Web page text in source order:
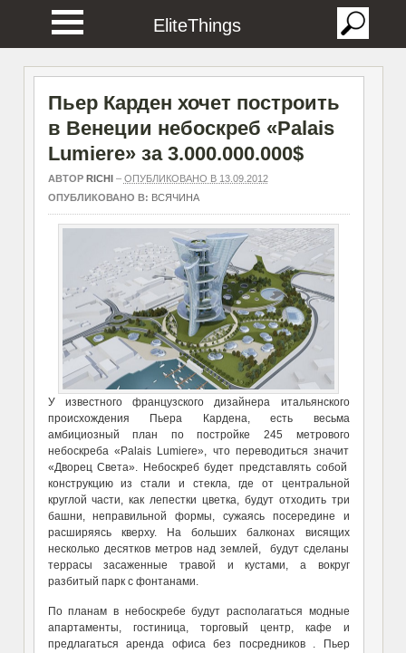
EliteThings
Пьер Карден хочет построить
в Венеции небоскреб «Palais
Lumiere» за 3.000.000.000$
АВТОР RICHI– ОПУБЛИКОВАНО В 13.09.2012
ОПУБЛИКОВАНО В: ВСЯЧИНА
У известного французского дизайнера итальянского
происхождения Пьера Кардена, есть весьма
амбициозный план по постройке 245 метрового
небоскреба «Palais Lumiere», что переводиться значит
«Дворец Света». Небоскреб будет представлять собой
конструкцию из стали и стекла, где от центральной
круглой части, как лепестки цветка, будут отходить три
башни, неправильной формы, сужаясь посередине и
расширяясь кверху. На больших балконах висящих
несколько десятков метров над землей, будут сделаны
террасы засаженные травой и кустами, а вокруг
разбитый парк с фонтанами.
По планам в небоскребе будут располагаться модные
апартаменты, гостиница, торговый центр, кафе и
предлагаться аренда офиса без посредников . Пьер